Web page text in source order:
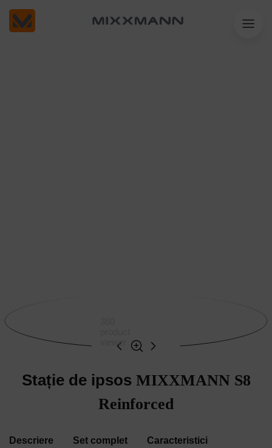
viewer
Stație de ipsos MIXXMANN S8
Reinforced
Descriere Set complet Caracteristici